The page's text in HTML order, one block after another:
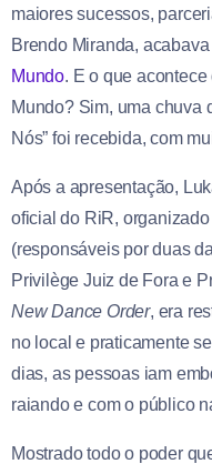
maiores sucessos,
Brendo Miranda,
Mundo. E o que
Mundo? Sim, uma chuva
Nós” foi recebida, com
Após a apresentação,
oficial do RiR,
(responsáveis por duas
Privilège Juiz de Fora e
New Dance Order, era
no local e praticamente
dias, as pessoas iam
raiando e com o público
Mostrado todo o poder